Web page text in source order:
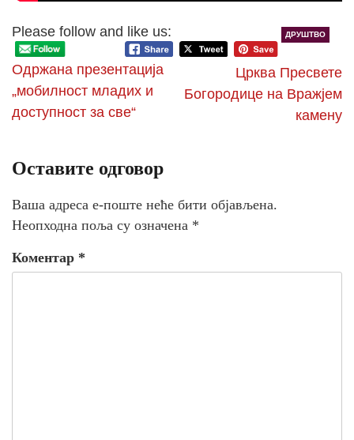
Please follow and like us: ДРУШТВО
Одржана презентација
„мобилност младих и
доступност за све“
Црква Пресвете
Богородице на Вражјем
камену
Оставите одговор
Ваша адреса е-поште неће бити објављена.
Неопходна поља су означена *
Коментар *